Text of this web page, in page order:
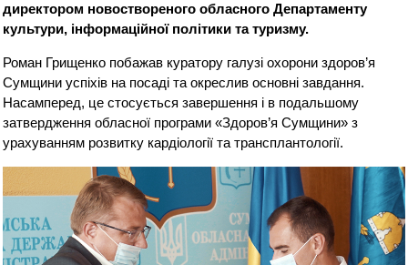
директором новоствореного обласного Департаменту
культури, інформаційної політики та туризму.
Роман Грищенко побажав куратору галузі охорони здоров’я
Сумщини успіхів на посаді та окреслив основні завдання.
Насамперед, це стосується завершення і в подальшому
затвердження обласної програми «Здоров’я Сумщини» з
урахуванням розвитку кардіології та трансплантології.